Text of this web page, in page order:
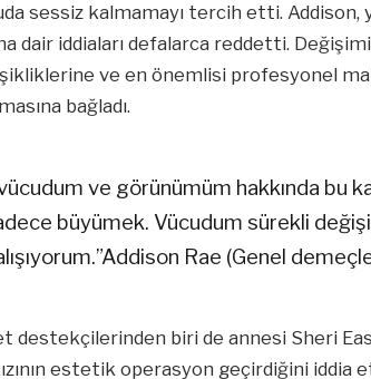
sessiz kalmamayı tercih etti.
dair iddiaları defalarca reddetti.
ve en önemlisi profesyonel
bağladı.
vücudum ve görünümüm hakkında bu
büyümek. Vücudum sürekli
Rae (Genel
destekçilerinden biri de annesi Sheri
estetik operasyon geçirdiğini iddia